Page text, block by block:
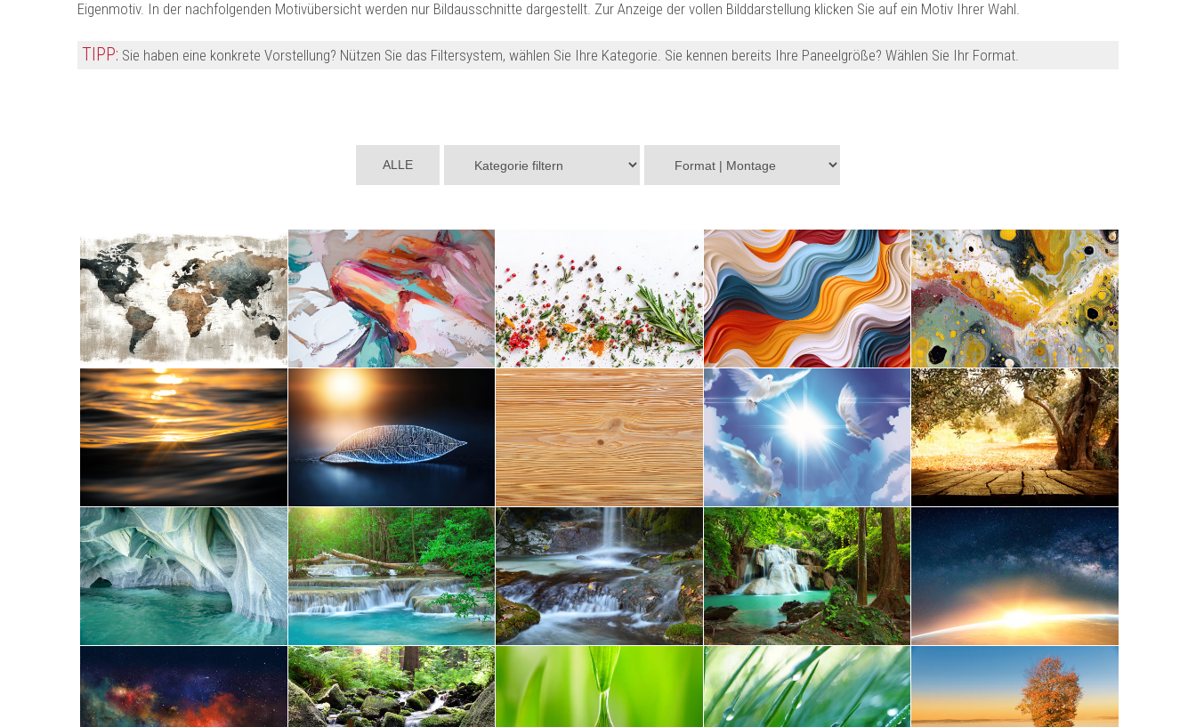
Eigenmotiv. In der nachfolgenden Motivübersicht werden nur Bildausschnitte dargestellt. Zur Anzeige der vollen Bilddarstellung klicken Sie auf ein Motiv Ihrer Wahl.
TIPP: Sie haben eine konkrete Vorstellung? Nützen Sie das Filtersystem, wählen Sie Ihre Kategorie. Sie kennen bereits Ihre Paneelgröße? Wählen Sie Ihr Format.
ALLE